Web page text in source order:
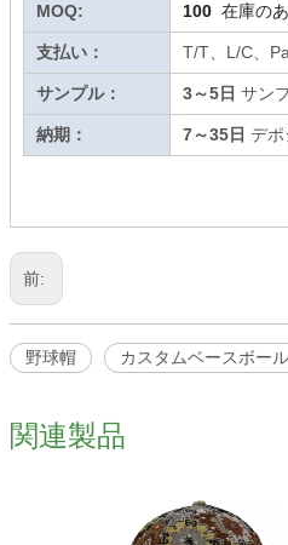
MOQ: 100 在庫の
支払い： T/T、L/C、
サンプル： 3～5日 サン
納期： 7～35日 デポ
前:
野球帽 カスタムベースボー
関連製品